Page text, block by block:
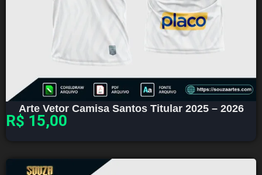
Arte Vetor Camisa Santos Titular 2025 – 2026
R$ 15,00